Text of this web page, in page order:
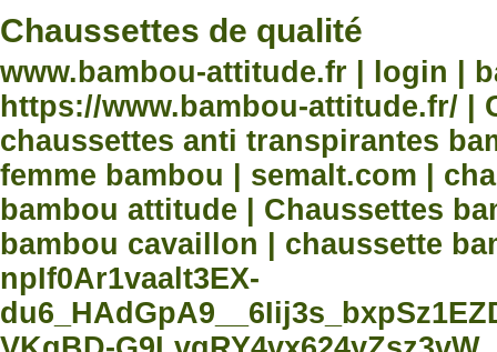
Chaussettes de qualité
www.bambou-attitude.fr | login |
https://www.bambou-attitude.fr/ |
chaussettes anti transpirantes
femme bambou | semalt.com |
bambou attitude | Chaussettes
bambou cavaillon | chaussette
npIf0Ar1vaalt3EX-